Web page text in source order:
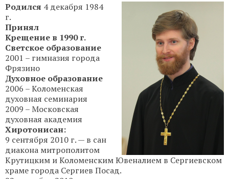
Родился 4 декабря 1984
г.
Принял
Крещение в 1990 г.
Светское образование
2001 – гимназия города
Фрязино
Духовное образование
2006 – Коломенская
духовная семинария
2009 – Московская
духовная академия
Хиротонисан:
9 сентября 2010 г. — в сан
диакона митрополитом
Крутицким и Коломенским Ювеналием в Сергиевском
храме города Сергиев Посад.